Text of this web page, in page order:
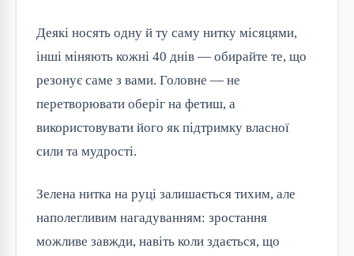
Деякі носять одну й ту саму нитку місяцями,
інші міняють кожні 40 днів — обирайте те, що
резонує саме з вами. Головне — не
перетворювати оберіг на фетиш, а
використовувати його як підтримку власної
сили та мудрості.
Зелена нитка на руці залишається тихим, але
наполегливим нагадуванням: зростання
можливе завжди, навіть коли здається, що